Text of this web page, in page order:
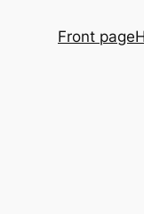
Front page